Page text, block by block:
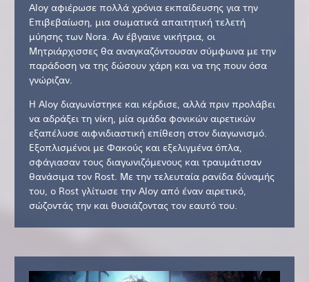
Aloy αφιέρωσε πολλά χρόνια εκπαίδευσης για την
Επιβεβαίωση, μια σωματικά απαιτητική τελετή
μύησης των Nora. Αν έβγαινε νικήτρια, οι
Μητριάρχισσες θα αναγκαζόντουσαν σύμφωνα με την
παράδοση να της δώσουν χάρη και να της πουν όσα
γνώριζαν.
Η Aloy διαγωνίστηκε και κέρδισε, αλλά πριν προλάβει
να αδράξει τη νίκη, μία ομάδα φονικών αιρετικών
εξαπέλυσε αιφνιδιαστική επίθεση στον διαγωνισμό.
Εξοπλισμένοι με Φακούς και εξελιγμένα όπλα,
σφάγιασαν τους διαγωνιζόμενους και τραυμάτισαν
θανάσιμα τον Rost. Με την τελευταία ρανίδα δύναμής
του, ο Rost γλίτωσε την Aloy από έναν αιρετικό,
σώζοντάς την και θυσιάζοντας τον εαυτό του.